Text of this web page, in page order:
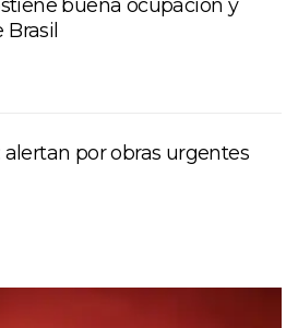
buena ocupación y
por obras urgentes